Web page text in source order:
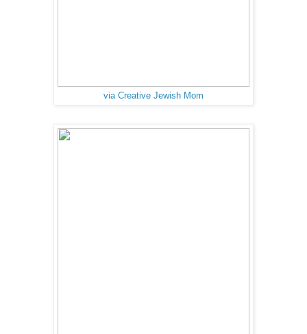
via Creative Jewish Mom